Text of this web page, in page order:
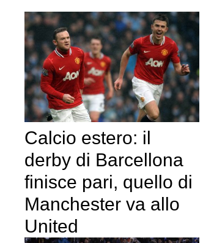
Calcio estero: il
derby di Barcellona
finisce pari, quello di
Manchester va allo
United